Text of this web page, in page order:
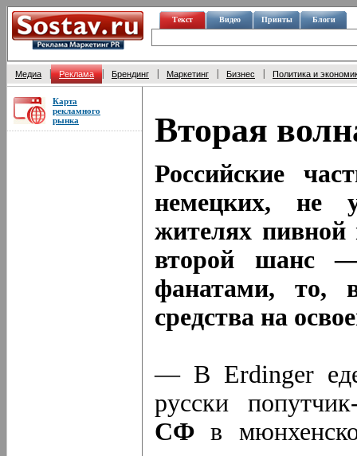
Текст Видео Принты Блоги
Медиа Реклама Брендинг Маркетинг Бизнес Политика и
Карта
рекламного
рынка
Вторая
Российские
немецких, не
жителях пивной
второй шанс
фанатами, то,
средства на
— В Erdinger
русски
СФ в